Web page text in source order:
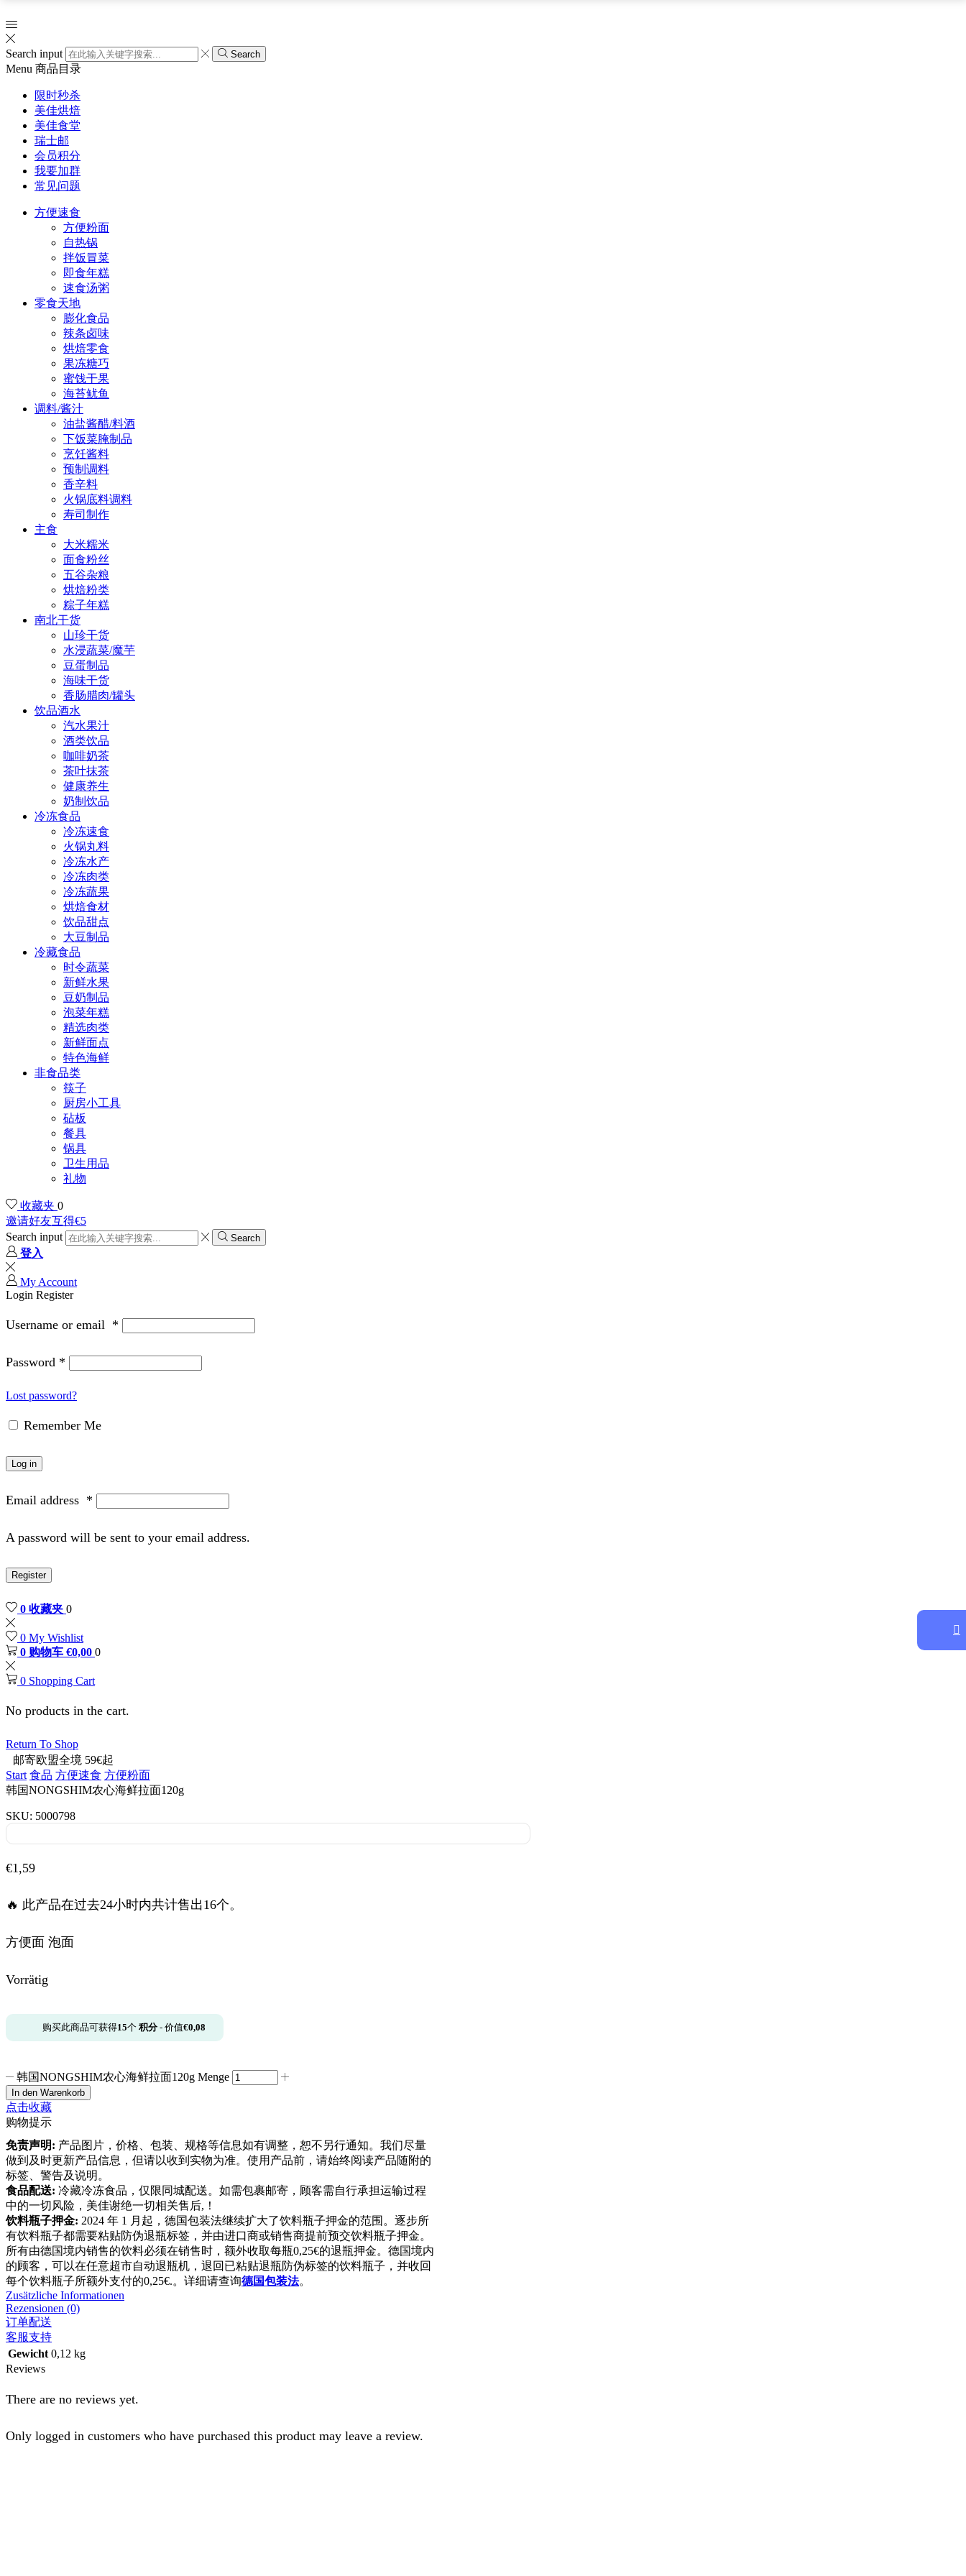
Search input Search
Menu 商品目录
限时秒杀
美佳烘焙
美佳食堂
瑞士邮
会员积分
我要加群
常见问题
方便速食
方便粉面
自热锅
拌饭冒菜
即食年糕
速食汤粥
零食天地
膨化食品
辣条卤味
烘焙零食
果冻糖巧
蜜饯干果
海苔鱿鱼
调料/酱汁
油盐酱醋/料酒
下饭菜腌制品
烹饪酱料
预制调料
香辛料
火锅底料调料
寿司制作
主食
大米糯米
面食粉丝
五谷杂粮
烘焙粉类
粽子年糕
南北干货
山珍干货
水浸蔬菜/魔芋
豆蛋制品
海味干货
香肠腊肉/罐头
饮品酒水
汽水果汁
酒类饮品
咖啡奶茶
茶叶抹茶
健康养生
奶制饮品
冷冻食品
冷冻速食
火锅丸料
冷冻水产
冷冻肉类
冷冻蔬果
烘焙食材
饮品甜点
大豆制品
冷藏食品
时令蔬菜
新鲜水果
豆奶制品
泡菜年糕
精选肉类
新鲜面点
特色海鲜
非食品类
筷子
厨房小工具
砧板
餐具
锅具
卫生用品
礼物
收藏夹 0
邀请好友互得€5
Search input
Search
登入
My Account
Login Register
Username or email *
Password *
Lost password?
Remember Me
Log in
Email address *
A password will be sent to your email address.
Register
0 收藏夹 0
0 My Wishlist
0 购物车 €0,00 0
0 Shopping Cart
No products in the cart.
Return To Shop
邮寄欧盟全境 59€起
Start 食品 方便速食 方便粉面
韩国NONGSHIM农心海鲜拉面120g
SKU: 5000798
€1,59
🔥 此产品在过去24小时内共计售出16个。
方便面 泡面
Vorrätig
购买此商品可获得15个 积分- 价值€0,08
韩国NONGSHIM农心海鲜拉面120g Menge
In den Warenkorb
点击收藏
购物提示
免责声明: 产品图片，价格、包装、规格等信息如有调整，恕不另行通知。我们尽量
做到及时更新产品信息，但请以收到实物为准。使用产品前，请始终阅读产品随附的
标签、警告及说明。
食品配送: 冷藏冷冻食品，仅限同城配送。如需包裹邮寄，顾客需自行承担运输过程
中的一切风险，美佳谢绝一切相关售后,！
饮料瓶子押金: 2024 年 1 月起，德国包装法继续扩大了饮料瓶子押金的范围。逐步所
有饮料瓶子都需要粘贴防伪退瓶标签，并由进口商或销售商提前预交饮料瓶子押金。
所有由德国境内销售的饮料必须在销售时，额外收取每瓶0,25€的退瓶押金。德国境内
的顾客，可以在任意超市自动退瓶机，退回已粘贴退瓶防伪标签的饮料瓶子，并收回
每个饮料瓶子所额外支付的0,25€.。详细请查询德国包装法。
Zusätzliche Informationen
Rezensionen (0)
订单配送
客服支持
Gewicht 0,12 kg
Reviews
There are no reviews yet.
Only logged in customers who have purchased this product may leave a review.